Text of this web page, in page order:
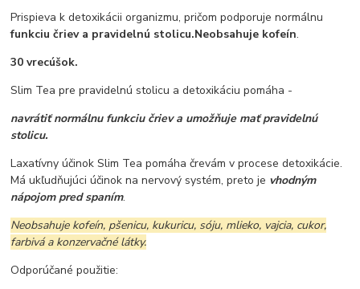
Prispieva k detoxikácii organizmu, pričom podporuje normálnu
funkciu čriev a pravidelnú stolicu.Neobsahuje kofeín.
30 vrecúšok.
Slim Tea pre pravidelnú stolicu a detoxikáciu pomáha -
navrátiť normálnu funkciu čriev a umožňuje mať pravidelnú
stolicu.
Laxatívny účinok Slim Tea pomáha črevám v procese detoxikácie.
Má ukľudňujúci účinok na nervový systém, preto je vhodným
nápojom pred spaním.
Neobsahuje kofeín, pšenicu, kukuricu, sóju, mlieko, vajcia, cukor,
farbivá a konzervačné látky.
Odporúčané použitie: